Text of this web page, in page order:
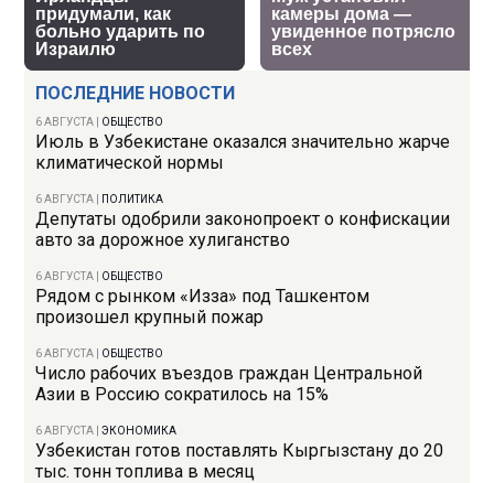
ПОСЛЕДНИЕ НОВОСТИ
6 АВГУСТА ОБЩЕСТВО
Июль в Узбекистане оказался значительно жарче
климатической нормы
6 АВГУСТА ПОЛИТИКА
Депутаты одобрили законопроект о конфискации
авто за дорожное хулиганство
6 АВГУСТА ОБЩЕСТВО
Рядом с рынком «Изза» под Ташкентом
произошел крупный пожар
6 АВГУСТА ОБЩЕСТВО
Число рабочих въездов граждан Центральной
Азии в Россию сократилось на 15%
6 АВГУСТА |ЭКОНОМИКА
Узбекистан готов поставлять Кыргызстану до 20
тыс. тонн топлива в месяц